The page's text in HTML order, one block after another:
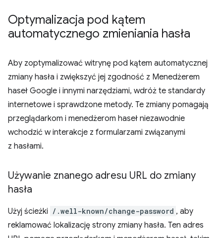
Optymalizacja pod kątem
automatycznego zmieniania hasła
Aby zoptymalizować witrynę pod kątem automatycznej
zmiany hasła i zwiększyć jej zgodność z Menedżerem
haseł Google i innymi narzędziami, wdróż te standardy
internetowe i sprawdzone metody. Te zmiany pomagają
przeglądarkom i menedżerom haseł niezawodnie
wchodzić w interakcje z formularzami związanymi
z hasłami.
Używanie znanego adresu URL do zmiany
hasła
Użyj ścieżki /.well-known/change-password , aby
reklamować lokalizację strony zmiany hasła. Ten adres